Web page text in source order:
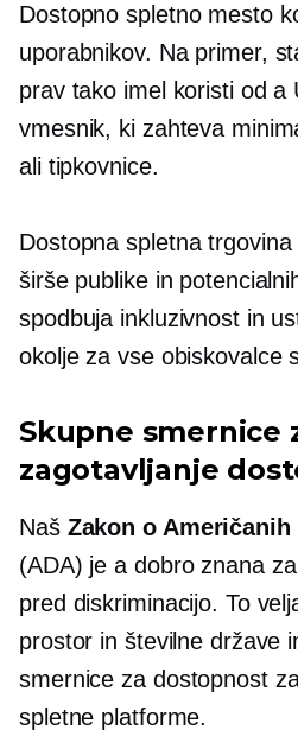
Dostopno spletno mesto
uporabnikov. Na primer,
prav tako imel koristi od a
vmesnik, ki zahteva
ali tipkovnice.
Dostopna spletna
širše publike in
spodbuja inkluzivnost in
okolje za vse obiskovalce
Skupne smernice
zagotavljanje
Naš Zakon o
(ADA) je a dobro znana
pred diskriminacijo. To
prostor in številne države
smernice za dostopnost
spletne platforme.